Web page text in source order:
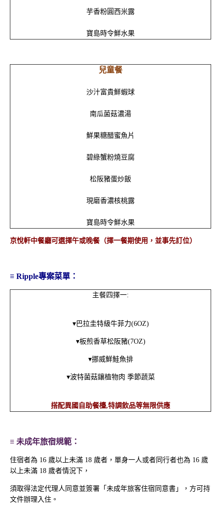
房專案
2026壽星限定 | 住房專
案
專案
優惠
芋香粉圓西米露
寶島時令鮮水果
兒童餐
沙汁富貴鮮蝦球
南瓜菌菇濃湯
鮮果糖醋蜜魚片
碧綠蟹粉燒豆腐
松阪豬蛋炒飯
現磨香濃核桃露
寶島時令鮮水果
京悅軒中餐廳可選擇午或晚餐（擇一餐期使用，並事先訂位）
≡ Ripple專案菜單：
主餐四擇一:
▾巴拉圭特級牛菲力(6OZ)
▾板煎香草松阪豬(7OZ)
▾挪威鮮鮭魚排
▾波特菌菇鑲植物肉 季節蔬菜
搭配異國自助餐檯,特調飲品等無限供應
≡ 未成年旅宿規範：
住宿者為 16 歲以上未滿 18 歲者，單身一人或者同行者也為 16 歲
以上未滿 18 歲者情況下，
須取得法定代理人同意並簽署「未成年旅客住宿同意書」，方可持
文件辦理入住。